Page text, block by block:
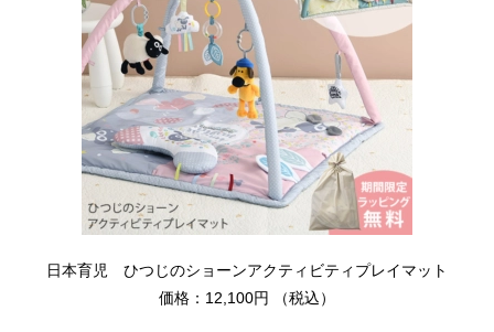
日本育児 ひつじのショーンアクティビティプレイマット
価格：12,100円 （税込）